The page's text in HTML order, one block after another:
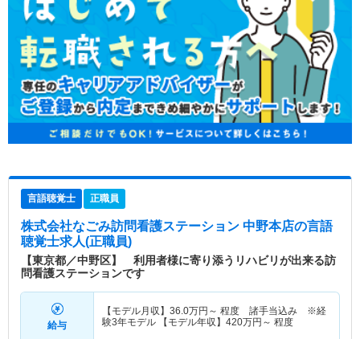
言語聴覚士 正職員
株式会社なごみ訪問看護ステーション 中野本店の言語
聴覚士求人(正職員)
【東京都／中野区】 利用者様に寄り添うリハビリが出来る訪
問看護ステーションです
給与
【モデル月収】 36.0万円～ 程度 諸手当込み ※経
験3年モデル 【モデル年収】 420万円～ 程度